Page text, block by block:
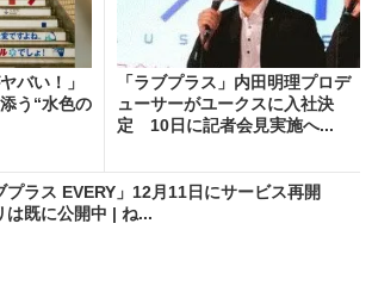
バい！」
う“水色の
「ラブプラス」内田明理プロデ
ューサーがユークスに入社決
定 10日に記者会見実施へ...
プラス EVERY」12月11日にサービス再開
は既に公開中 | ね...